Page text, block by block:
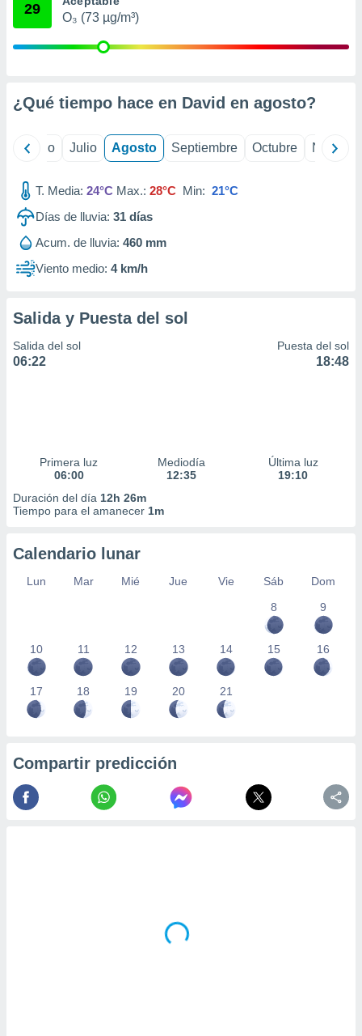
de
1199
29
O₃ (73 µg/m³)
¿Qué tiempo hace en David en agosto?
Junio Julio Agosto Septiembre Octubre
T. Media: 24°C Max.: 28°C Min: 21°C
Días de lluvia: 31 días
Acum. de lluvia: 460 mm
Viento medio: 4 km/h
Salida y Puesta del sol
Salida del sol
06:22
Puesta del sol
18:48
Primera luz
06:00
Mediodía
12:35
Última luz
19:10
Duración del día 12h 26m
Tiempo para el amanecer 1m
Calendario lunar
Lun Mar Mié Jue Vie Sáb
Dom
8
9
10 11 12 13 14 15 16
17 18 19 20 21
Compartir predicción